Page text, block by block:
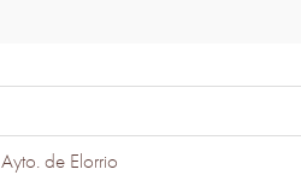
Ayto. de Elorrio